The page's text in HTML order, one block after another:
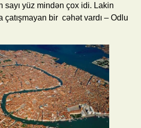
sayı yüz mindən çox idi. Lakin
bir cəhət vardı – Odlu